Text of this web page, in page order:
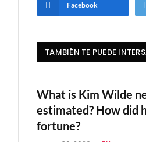
Facebook
TAMBIÉN TE PUEDE
What is Kim Wilde
estimated? How did
fortune?